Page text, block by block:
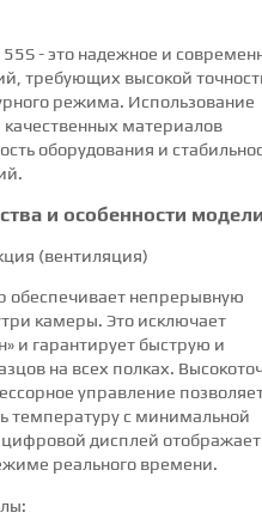
- это надежное и
требующих высокой
режима. Использование
материалов
оборудования и
и особенности
(вентиляция)
обеспечивает непрерывную
камеры. Это исключает
и гарантирует быструю и
на всех полках.
управление
температуру с минимальной
дисплей отображает
реального времени.